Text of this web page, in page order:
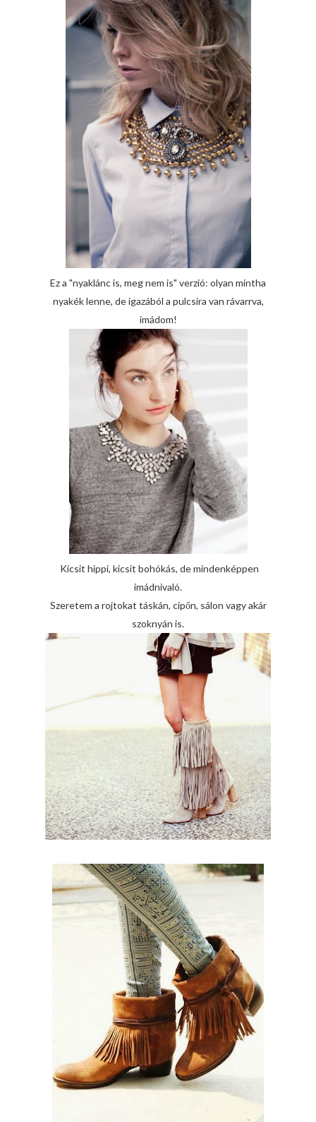
Ez a "nyaklánc is, meg nem is" verzió: olyan mintha
nyakék lenne, de igazából a pulcsira van rávarrva,
imádom!
Kicsit hippi, kicsit bohókás, de mindenképpen
imádnivaló.
Szeretem a rojtokat táskán, cipőn, sálon vagy akár
szoknyán is.